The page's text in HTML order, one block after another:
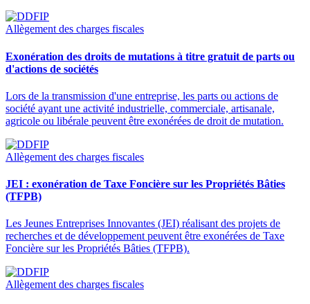
Allègement des charges fiscales
Exonération des droits de mutations à titre gratuit de parts ou
d'actions de sociétés
Lors de la transmission d'une entreprise, les parts ou actions de
société ayant une activité industrielle, commerciale, artisanale,
agricole ou libérale peuvent être exonérées de droit de mutation.
Allègement des charges fiscales
JEI : exonération de Taxe Foncière sur les Propriétés Bâties
(TFPB)
Les Jeunes Entreprises Innovantes (JEI) réalisant des projets de
recherches et de développement peuvent être exonérées de Taxe
Foncière sur les Propriétés Bâties (TFPB).
Allègement des charges fiscales